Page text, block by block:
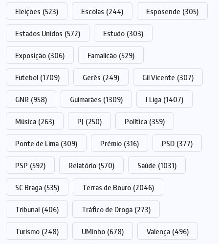
Eleições (523) Escolas (244) Esposende (305)
Estados Unidos (572) Estudo (303)
Exposição (306) Famalicão (529)
Futebol (1709) Gerês (249) Gil Vicente (307)
GNR (958) Guimarães (1309) I Liga (1407)
Música (263) PJ (250) Política (359)
Ponte de Lima (309) Prémio (316) PSD (377)
PSP (592) Relatório (570) Saúde (1031)
SC Braga (535) Terras de Bouro (2046)
Tribunal (406) Tráfico de Droga (273)
Turismo (248) UMinho (678) Valença (496)